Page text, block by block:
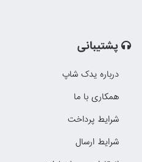
پشتیبانی
درباره یدک شاپ
همکاری با ما
شرایط پرداخت
شرایط ارسال